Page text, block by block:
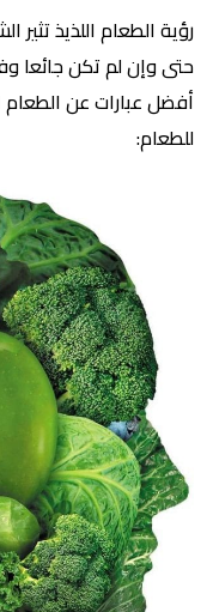
رؤية الطعام اللذيذ
حتى وإن لم تكن جائعا
أفضل عبارات عن الطعام
للطعام: